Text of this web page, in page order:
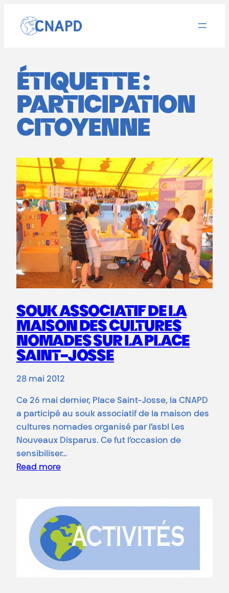
contenu
ÉTIQUETTE :
PARTICIPATION
CITOYENNE
SOUK ASSOCIATIF DE LA
MAISON DES CULTURES
NOMADES SUR LA PLACE
SAINT-JOSSE
28 mai 2012
Ce 26 mai dernier, Place Saint-Josse, la CNAPD
a participé au souk associatif de la maison des
cultures nomades organisé par l’asbl Les
Nouveaux Disparus. Ce fut l’occasion de
sensibiliser…
Read more